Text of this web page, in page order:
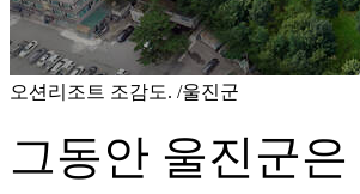
오션리조트 조감도. /울진군
그동안 울진군